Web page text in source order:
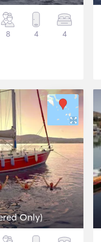
8 4 4
Only)